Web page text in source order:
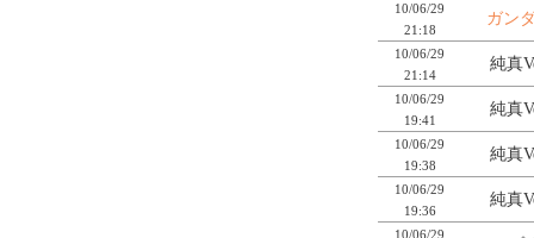
10/06/29
21:18
ガン
10/06/29
21:14
純真
10/06/29
19:41
純真
10/06/29
19:38
純真
10/06/29
19:36
純真
10/06/29